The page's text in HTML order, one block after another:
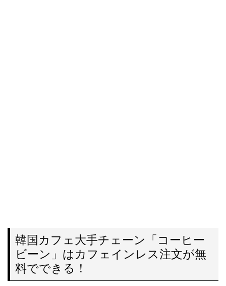
韓国カフェ大手チェーン「コーヒー
ビーン」はカフェインレス注文が無
料でできる！